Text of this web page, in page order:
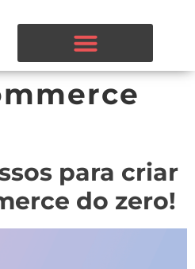
para criar
do zero!